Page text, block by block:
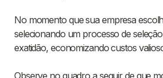
No momento que sua empresa
selecionando um processo de
exatidão, economizando custos